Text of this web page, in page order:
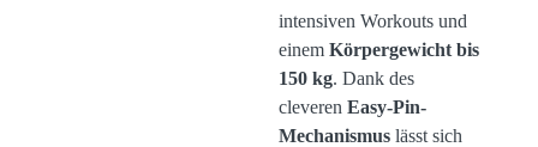
intensiven Workouts und
einemKörpergewicht bis
150 kg. Dank des
cleverenEasy-Pin-
Mechanismus lässt sich